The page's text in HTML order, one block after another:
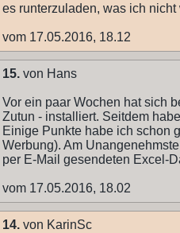
es runterzuladen, was ich nicht
vom 17.05.2016, 18.12
15. von Hans
Vor ein paar Wochen hat sich
Zutun - installiert. Seitdem
Einige Punkte habe ich schon
Werbung). Am
per E-Mail gesendeten Excel-
vom 17.05.2016, 18.02
14. von KarinSc